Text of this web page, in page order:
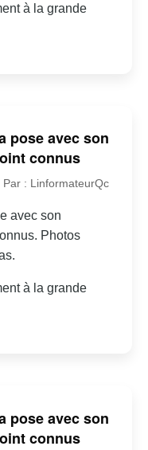
à la grande
pose avec son
connus
Par : LinformateurQc
avec son
Photos
à la grande
pose avec son
connus